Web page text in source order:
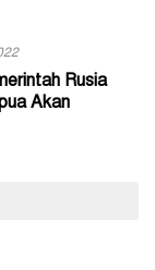
Rusia
Akan